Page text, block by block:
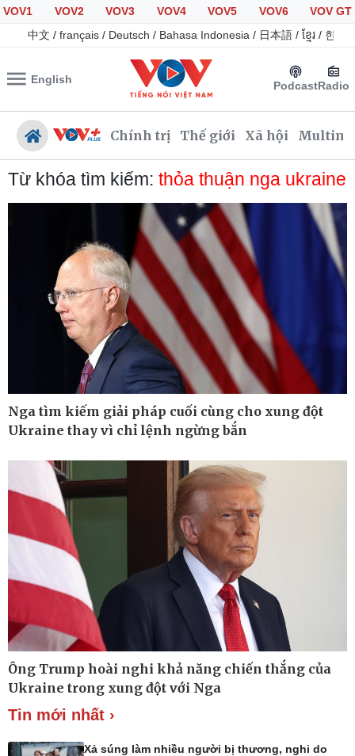
VOV1 VOV2 VOV3 VOV4 VOV5 VOV6
VOV GT
中文 / français / Deutsch / Bahasa Indonesia / 日本語 / ខ្មែរ / 한국
English PodcastRadio
Chính trị Thế giới Xã hội
Tổ chức nhân sự
Quốc hội
Nhận diện sự thật
Xã hội
Tin 24h
Dự báo thời tiết
Giáo dục
Dấu ấn VOV
Việc làm
Biển đảo
Quan sát
Cuộc sống đó đây
Hồ sơ
Ảnh
Video
E-Magazine
Infographic
Kinh tế
Bất động sản
Khởi nghiệp
Thị trường
Tiêu dùng
Giá vàng
Tỷ giá
Chứng khoán
Từ khóa tìm kiếm: thỏa thuận nga ukraine
Nga tìm kiếm giải pháp cuối cùng cho xung đột
Ukraine thay vì chỉ lệnh ngừng bắn
Ông Trump hoài nghi khả năng chiến thắng của
Ukraine trong xung đột với Nga
Tin mới nhất ›
Xả súng làm nhiều người bị thương, nghi do